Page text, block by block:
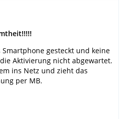
gesteckt und keine
Aktivierung nicht abgewartet.
ins Netz und zieht das
per MB.